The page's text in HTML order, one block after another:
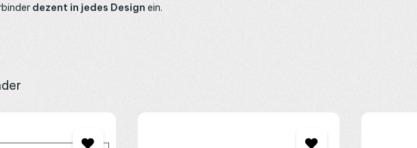
dezent in jedes Design ein.